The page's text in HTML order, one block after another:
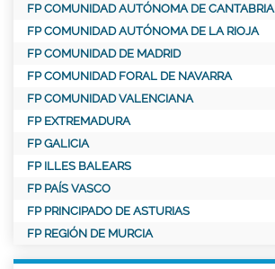
FP COMUNIDAD AUTÓNOMA DE CANTABRIA
FP COMUNIDAD AUTÓNOMA DE LA RIOJA
FP COMUNIDAD DE MADRID
FP COMUNIDAD FORAL DE NAVARRA
FP COMUNIDAD VALENCIANA
FP EXTREMADURA
FP GALICIA
FP ILLES BALEARS
FP PAÍS VASCO
FP PRINCIPADO DE ASTURIAS
FP REGIÓN DE MURCIA